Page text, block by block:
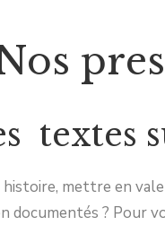
textes
mettre en
documentés ? Pour